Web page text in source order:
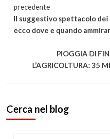
Continua
a
leggere
precedente
Il suggestivo spettacolo
ecco dove e quando
PIOGGIA DI
L’AGRICOLTURA: 35
Cerca nel blog